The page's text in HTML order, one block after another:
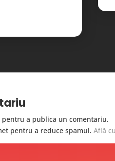
pentru a publica un comentariu.
pentru a reduce spamul.Află